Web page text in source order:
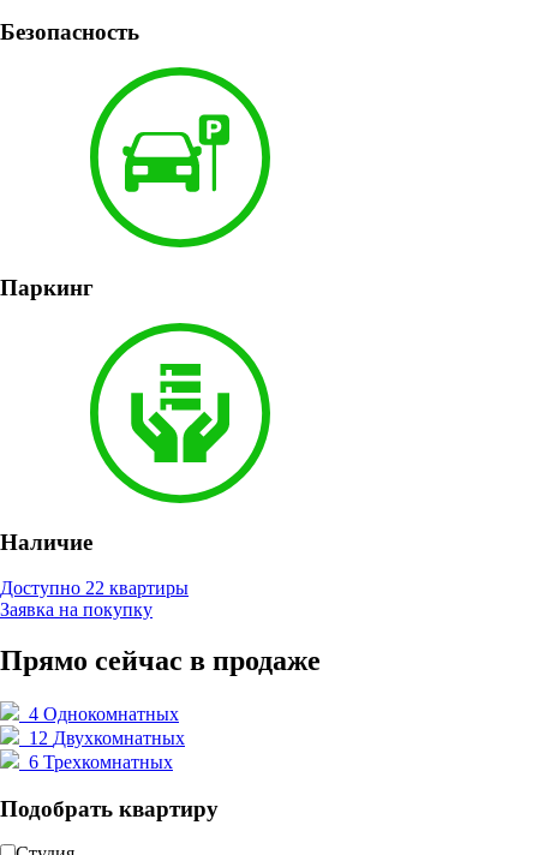
Безопасность
Паркинг
Наличие
Доступно 22 квартиры
Заявка на покупку
Прямо сейчас в продаже
4 Однокомнатных
12 Двухкомнатных
6 Трехкомнатных
Подобрать квартиру